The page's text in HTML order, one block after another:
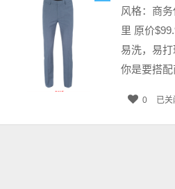
风格：商
里 原价
易洗，易
你是要搭
0 已关